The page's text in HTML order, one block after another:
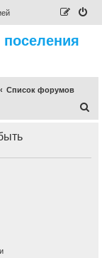
Список форумов
с